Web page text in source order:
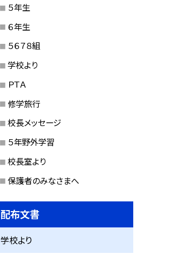
５年生
６年生
５６７８組
学校より
ＰＴＡ
修学旅行
校長メッセージ
５年野外学習
校長室より
保護者のみなさまへ
配布文書
学校より